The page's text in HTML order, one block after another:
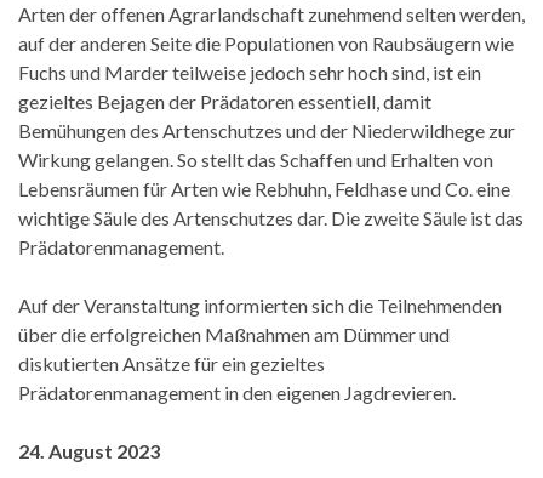
Arten der offenen Agrarlandschaft zunehmend selten werden,
auf der anderen Seite die Populationen von Raubsäugern wie
Fuchs und Marder teilweise jedoch sehr hoch sind, ist ein
gezieltes Bejagen der Prädatoren essentiell, damit
Bemühungen des Artenschutzes und der Niederwildhege zur
Wirkung gelangen. So stellt das Schaffen und Erhalten von
Lebensräumen für Arten wie Rebhuhn, Feldhase und Co. eine
wichtige Säule des Artenschutzes dar. Die zweite Säule ist das
Prädatorenmanagement.
Auf der Veranstaltung informierten sich die Teilnehmenden
über die erfolgreichen Maßnahmen am Dümmer und
diskutierten Ansätze für ein gezieltes
Prädatorenmanagement in den eigenen Jagdrevieren.
24. August 2023